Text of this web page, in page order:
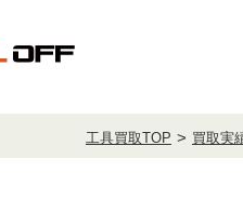
工具買取TOP 買取実